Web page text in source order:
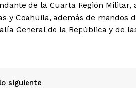
de la Cuarta Región Militar,
y Coahuila, además de mandos
General de la República y de
siguiente